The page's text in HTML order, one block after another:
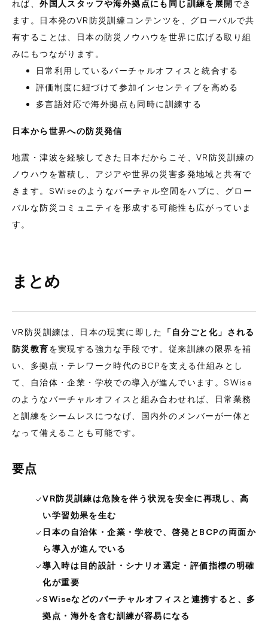
れば、外国人スタッフや海外拠点にも同じ訓練を展開 でき
ます。日本発のVR防災訓練コンテンツを、グローバルで共
有することは、日本の防災ノウハウを世界に広げる取り組
みにもつながります。
日常利用しているバーチャルオフィスと統合する
評価制度に紐づけて参加インセンティブを高める
多言語対応で海外拠点も同時に訓練する
日本から世界への防災発信
地震・津波を経験してきた日本だからこそ、VR防災訓練の
ノウハウを蓄積し、アジアや世界の災害多発地域と共有で
きます。SWiseのようなバーチャル空間をハブに、グロー
バルな防災コミュニティを形成する可能性も広がっていま
す。
まとめ
VR防災訓練は、日本の現実に即した
「自分ごと化」される
防災教育を実現する強力な手段です。従来訓練の限界を補
い、多拠点・テレワーク時代のBCPを支える仕組みとし
て、自治体・企業・学校での導入が進んでいます。SWise
のようなバーチャルオフィスと組み合わせれば、日常業務
と訓練をシームレスにつなげ、国内外のメンバーが一体と
なって備えることも可能です。
要点
✓VR防災訓練は危険を伴う状況を安全に再現し、高
い学習効果を生む
✓ 日本の自治体・企業・学校で、啓発とBCPの両面か
ら導入が進んでいる
✓導入時は目的設計・シナリオ選定・評価指標の明確
化が重要
✓SWiseなどのバーチャルオフィスと連携すると、多
拠点・海外を含む訓練が容易になる